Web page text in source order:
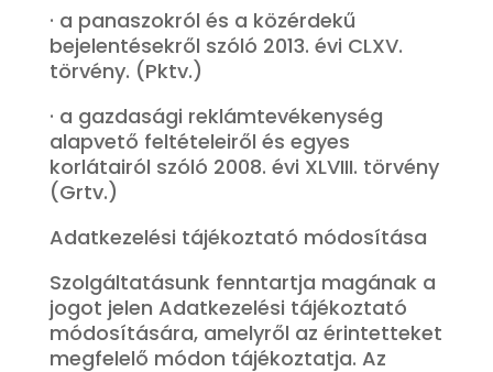
· a panaszokról és a közérdekű
bejelentésekről szóló 2013. évi CLXV.
törvény. (Pktv.)
· a gazdasági reklámtevékenység
alapvető feltételeiről és egyes
korlátairól szóló 2008. évi XLVIII. törvény
(Grtv.)
Adatkezelési tájékoztató módosítása
Szolgáltatásunk fenntartja magának a
jogot jelen Adatkezelési tájékoztató
módosítására, amelyről az érintetteket
megfelelő módon tájékoztatja. Az